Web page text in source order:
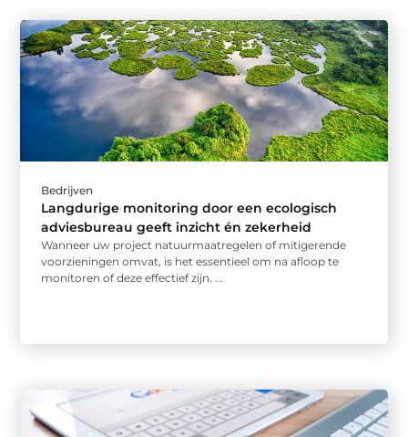
Bedrijven
Langdurige monitoring door een ecologisch
adviesbureau geeft inzicht én zekerheid
Wanneer uw project natuurmaatregelen of mitigerende
voorzieningen omvat, is het essentieel om na afloop te
monitoren of deze effectief zijn. ...